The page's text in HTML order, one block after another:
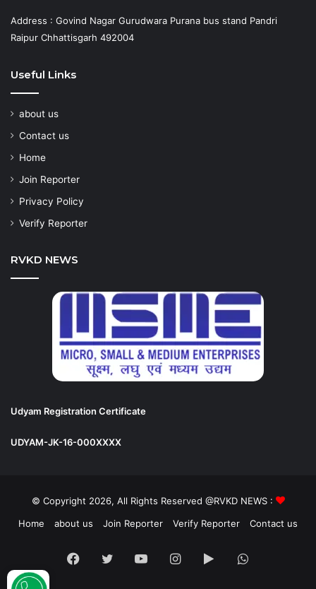
Address : Govind Nagar Gurudwara Purana bus stand Pandri
Raipur Chhattisgarh 492004
Useful Links
about us
Contact us
Home
Join Reporter
Privacy Policy
Verify Reporter
RVKD NEWS
Udyam Registration Certificate
UDYAM-JK-16-000XXXX
© Copyright 2026, All Rights Reserved @RVKD NEWS :
Home
about us Join Reporter Verify Reporter Contact us
Facebook
TwitterYouTubeInstagram
GoogleWhatsApp